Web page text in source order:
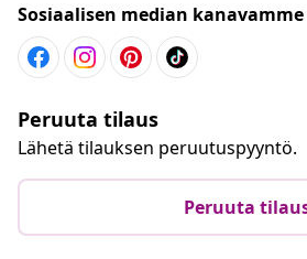
Sosiaalisen median kanavamme
Peruuta tilaus
Lähetä tilauksen peruutuspyyntö.
Peruuta